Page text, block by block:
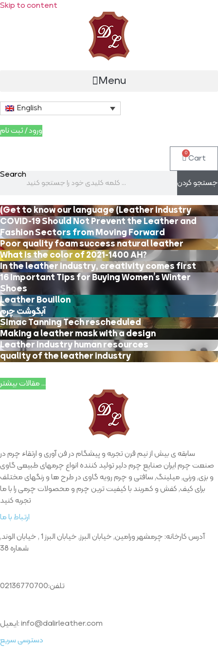
Skip to content
Menu
English
ورود / ثبت نام
0Cart
Search
جستجو کردن
(Get to know our language (Leather industry
COVID-19 Should Not Prevent the Leather and
Fashion Sectors from Moving Forward
Poor quality foam success natural leather
What is the color of 2021-1400 AH?
In the leather industry, creativity comes first
16 Important Tips for Buying Women’s Winter
Shoes
Leather Bouillon
آبگوشت چرم
Simac Tanning Tech rescheduled
Making a leather mask with a design
Leather industry human resources
quality of the leather industry
مقالات بیشتر ...
سابقه ی بیش از نیم قرن تجربه و پیشگام در فن آوری و ارتقاء چرم در
صنعت چرم ایران صنایع چرم دلیر تولید کننده انواع چرمهای طبیعی گاوی
و بزی, ورنی, میلینگ, سافتی و چرم رویه گاوی در طرح ها و رنگهای مختلف
برای کیف, کفش و کمربند با کیفیت ترین چرم و محصولات چرمی را با ما
تجربه کنید
ارتباط با ما
آدرس کارخانه: چرمشهر ورامین, خیابان البرز, خیابان البرز 1 , خیابان الوند,
شماره 38
تلفن:02136770700
ایمیل: info@dalirleather.com
دسترسی سریع